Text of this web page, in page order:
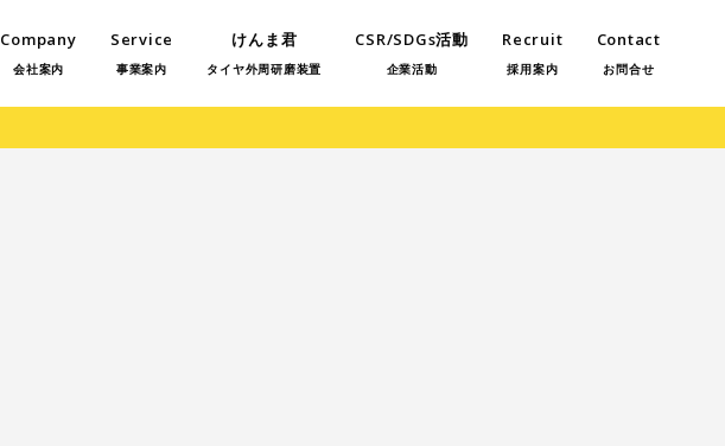
Company
会社案内
Service
事業案内
けんま君
タイヤ外周研磨装置
CSR/SDGs活動
企業活動
Recruit
採用案内
Contact
お問合せ